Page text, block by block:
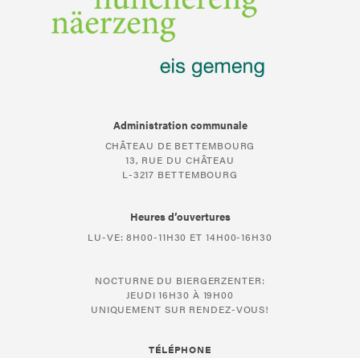
Administration communale
CHÂTEAU DE BETTEMBOURG
13, RUE DU CHÂTEAU
L-3217 BETTEMBOURG
Heures d’ouvertures
LU-VE: 8H00-11H30 ET 14H00-16H30
NOCTURNE DU BIERGERZENTER:
JEUDI 16H30 À 19H00
UNIQUEMENT SUR RENDEZ-VOUS!
TÉLÉPHONE